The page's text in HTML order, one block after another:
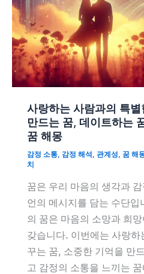
사랑하는 사람과의 특
만드는 꿈, 데이트하는
꿈 해몽
감정 소통, 감정 해석 , 관계성, 꿈 해
치
꿈은 우리 마음의 생각과
언의 메시지를 담는 수단
의 꿈은 마음의 소망과 희
갖습니다. 이번에는 사랑
꾸는 꿈, 소중한 기억을 만
고 감정의 소통을 느끼는